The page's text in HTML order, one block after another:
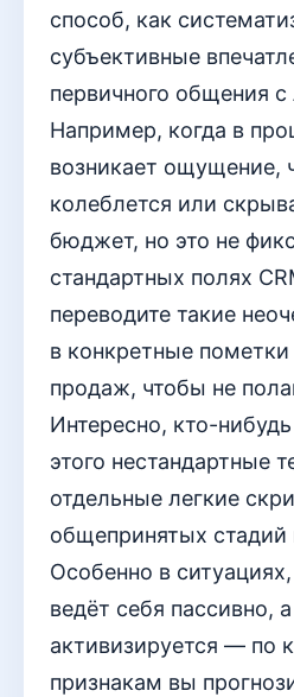
способ, как
субъективные
первичного общения
Например, когда в
возникает ощущение,
колеблется или
бюджет, но это не
стандартных полях
переводите такие
в конкретные пометки
продаж, чтобы не
Интересно, кто-
этого нестандартные
отдельные легкие
общепринятых стадий
Особенно в
ведёт себя пассивно,
активизируется — по
признакам вы